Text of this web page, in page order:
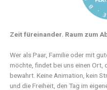
Zeit füreinander. Raum zum
Wer als Paar, Familie oder mit
möchte, findet bei uns einen Ort,
bewahrt. Keine Animation, kein
und die Freiheit, den Tag im